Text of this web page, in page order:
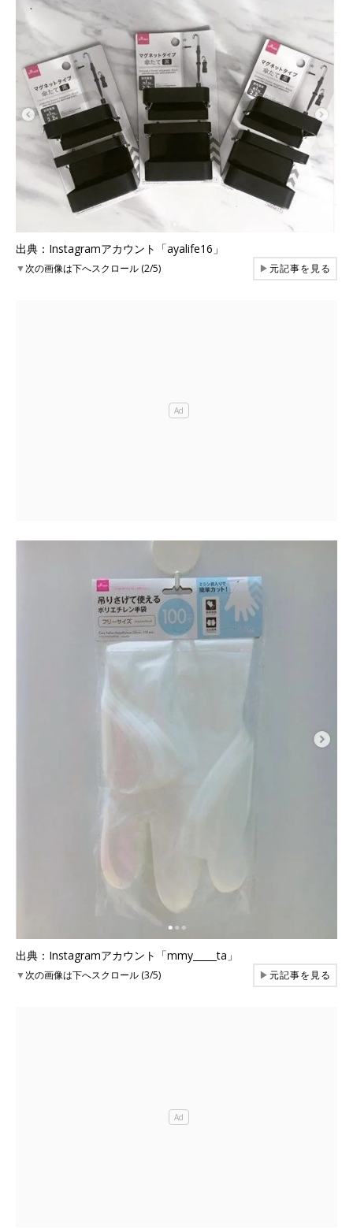
出典：Instagramアカウント「ayalife16」
▼次の画像は下へスクロール (2/5) ▶元記事を見る
出典：Instagramアカウント「mmy_____ta」
▼次の画像は下へスクロール (3/5) ▶元記事を見る